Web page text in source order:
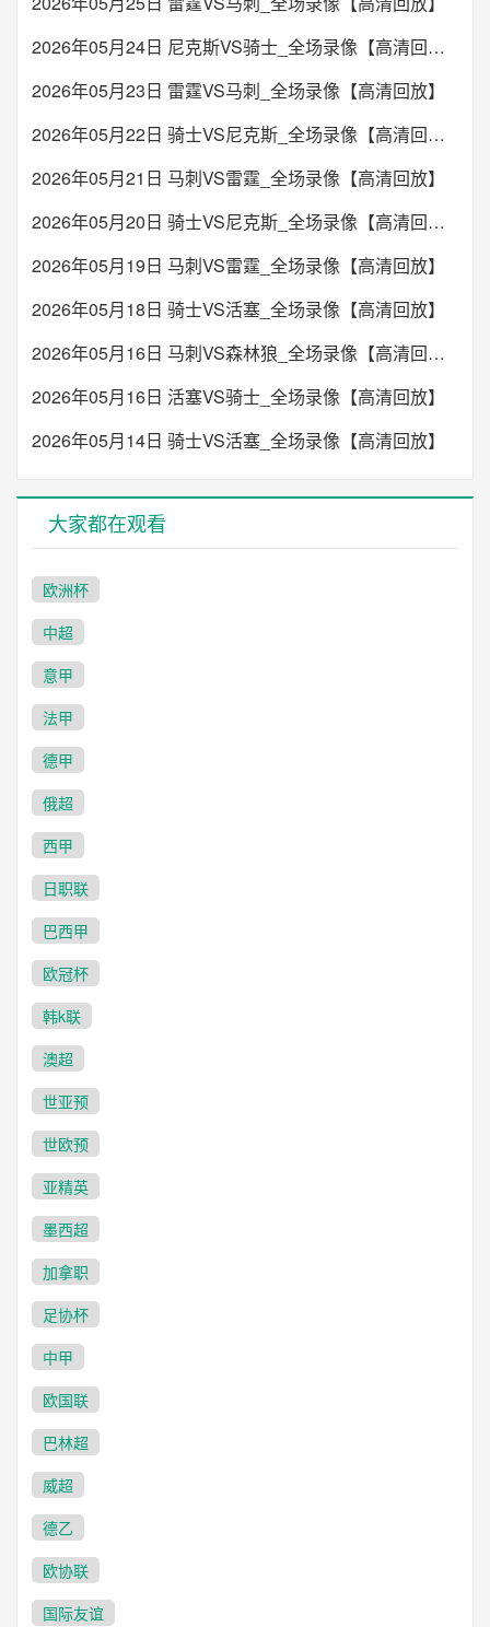
2026年05月24日 尼克斯VS骑士_全场录像【高清回放】
2026年05月23日 雷霆VS马刺_全场录像【高清回放】
2026年05月22日 骑士VS尼克斯_全场录像【高清回放】
2026年05月21日 马刺VS雷霆_全场录像【高清回放】
2026年05月20日 骑士VS尼克斯_全场录像【高清回放】
2026年05月19日 马刺VS雷霆_全场录像【高清回放】
2026年05月18日 骑士VS活塞_全场录像【高清回放】
2026年05月16日 马刺VS森林狼_全场录像【高清回放】
2026年05月16日 活塞VS骑士_全场录像【高清回放】
2026年05月14日 骑士VS活塞_全场录像【高清回放】
大家都在观看
欧洲杯
中超
意甲
法甲
德甲
俄超
西甲
日职联
巴西甲
欧冠杯
韩k联
澳超
世亚预
世欧预
亚精英
墨西超
加拿职
足协杯
中甲
欧国联
巴林超
威超
德乙
欧协联
国际友谊